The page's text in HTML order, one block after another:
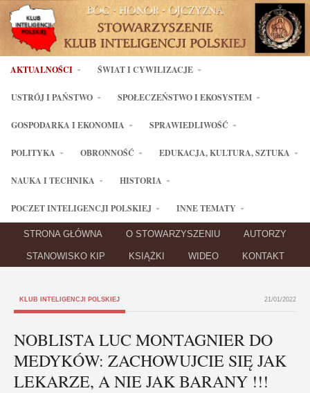
AKTUALNOŚCI ŚWIAT I CYWILIZACJE
USTRÓJ I PAŃSTWO SPOŁECZEŃSTWO I EKOSYSTEM
GOSPODARKA I EKONOMIA SPRAWIEDLIWOŚĆ
POLITYKA OBRONNOŚĆ EDUKACJA, KULTURA, SZTUKA
NAUKA I TECHNIKA HISTORIA
POCZET INTELIGENCJI POLSKIEJ INNE TEMATY
STRONA GŁÓWNA O STOWARZYSZENIU AUTORZY
STANOWISKO KIP KSIĄŻKI WIDEO KONTAKT
KLUB INTELIGENCJI POLSKIEJ 21/01/2022
NOBLISTA LUC MONTAGNIER DO
MEDYKÓW: ZACHOWUJCIE SIĘ JAK
LEKARZE, A NIE JAK BARANY !!!